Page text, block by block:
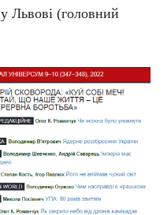
Львові (головний